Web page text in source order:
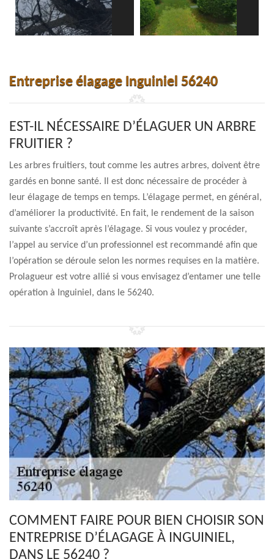
Entreprise élagage Inguiniel 56240
EST-IL NÉCESSAIRE D’ÉLAGUER UN ARBRE
FRUITIER ?
Les arbres fruitiers, tout comme les autres arbres, doivent être
gardés en bonne santé. Il est donc nécessaire de procéder à
leur élagage de temps en temps. L’élagage permet, en général,
d’améliorer la productivité. En fait, le rendement de la saison
suivante s’accroît après l’élagage. Si vous voulez y procéder,
l’appel au service d’un professionnel est recommandé afin que
l’opération se déroule selon les normes requises en la matière.
Prolagueur est votre allié si vous envisagez d’entamer une telle
opération à Inguiniel, dans le 56240.
COMMENT FAIRE POUR BIEN CHOISIR SON
ENTREPRISE D’ÉLAGAGE À INGUINIEL,
DANS LE 56240 ?